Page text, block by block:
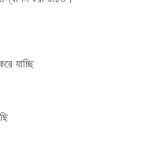
যাচ্ছি